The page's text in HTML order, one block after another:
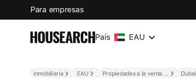
Para empresas
País EAU
Inmobiliaria EAU Propiedades a la venta en los EAU Dubai